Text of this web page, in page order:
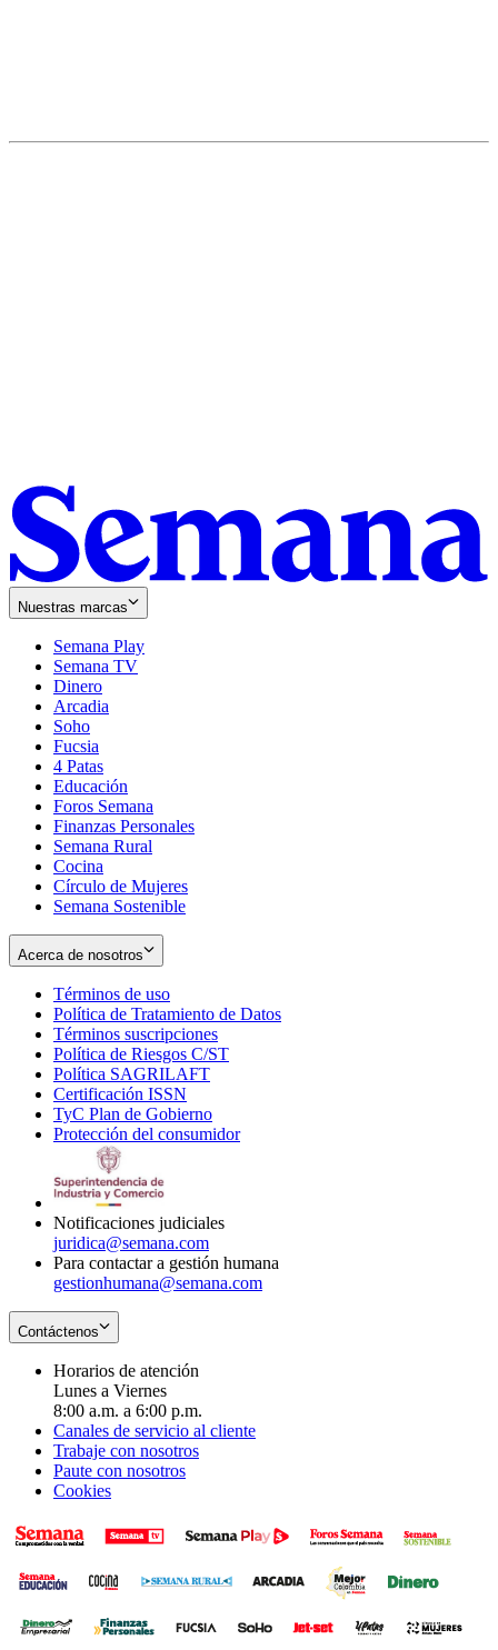
Nuestras marcas
Semana Play
Semana TV
Dinero
Arcadia
Soho
in
new
window
Fucsia
in
new
window
4 Patas
Educación
Foros Semana
Finanzas Personales
Semana Rural
Cocina
Círculo de Mujeres
Semana Sostenible
Acerca de nosotros
Términos de uso
in
new
window
Política de Tratamiento de Datos
Términos suscripciones
in
Política de Riesgos C/ST
Política SAGRILAFT
new
window
Certificación ISSN
in
new
TyC Plan de Gobierno
in
Protección del consumidorOpens
Notificaciones judiciales
juridica@semana.com
Para contactar a gestión humana
gestionhumana@semana.com
Contáctenos
Horarios de atención
Lunes a Viernes
8:00 a.m. a 6:00 p.m.
Canales de servicio al cliente
Trabaje con nosotros
Paute con nosotros
Cookies